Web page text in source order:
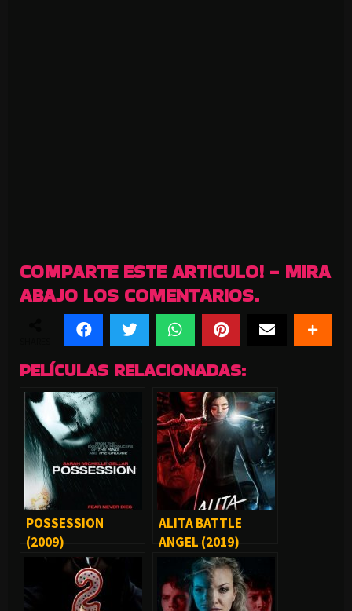
COMPARTE ESTE ARTICULO! - MIRA
ABAJO LOS COMENTARIOS.
PELÍCULAS RELACIONADAS:
POSSESSION
(2009)
ALITA BATTLE
ANGEL (2019)